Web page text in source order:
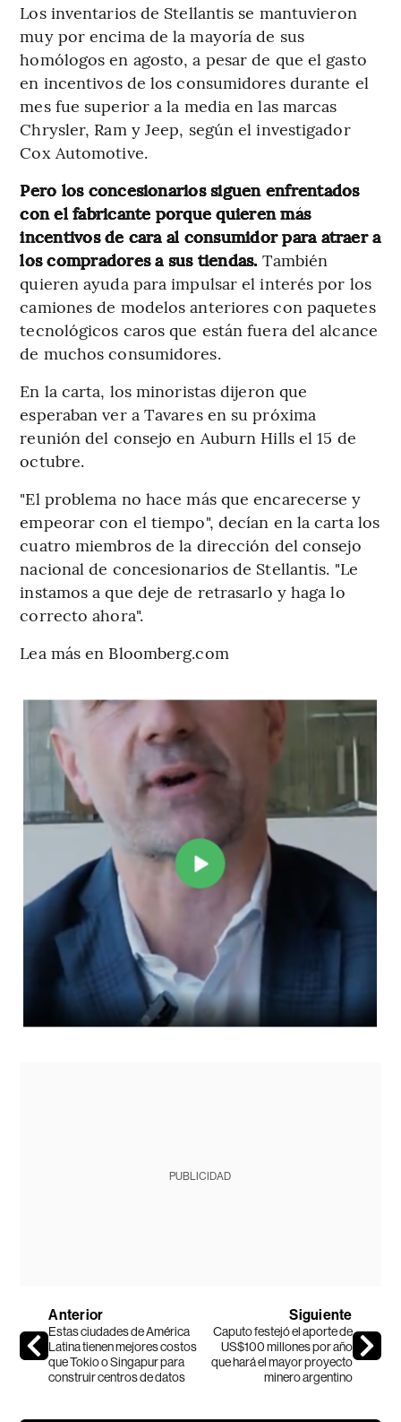
Los inventarios de Stellantis se mantuvieron
muy por encima de la mayoría de sus
homólogos en agosto, a pesar de que el gasto
en incentivos de los consumidores durante el
mes fue superior a la media en las marcas
Chrysler, Ram y Jeep, según el investigador
Cox Automotive.
Pero los concesionarios siguen enfrentados
con el fabricante porque quieren más
incentivos de cara al consumidor para atraer a
los compradores a sus tiendas. También
quieren ayuda para impulsar el interés por los
camiones de modelos anteriores con paquetes
tecnológicos caros que están fuera del alcance
de muchos consumidores.
En la carta, los minoristas dijeron que
esperaban ver a Tavares en su próxima
reunión del consejo en Auburn Hills el 15 de
octubre.
"El problema no hace más que encarecerse y
empeorar con el tiempo", decían en la carta los
cuatro miembros de la dirección del consejo
nacional de concesionarios de Stellantis. "Le
instamos a que deje de retrasarlo y haga lo
correcto ahora".
Lea más en Bloomberg.com
PUBLICIDAD
Anterior
Estas ciudades de América
Latina tienen mejores costos
que Tokio o Singapur para
construir centros de datos
Siguiente
Caputo festejó el aporte de
US$100 millones por año
que hará el mayor proyecto
minero argentino